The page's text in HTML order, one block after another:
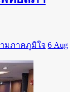
มภาคภูมิใจ 6 Aug